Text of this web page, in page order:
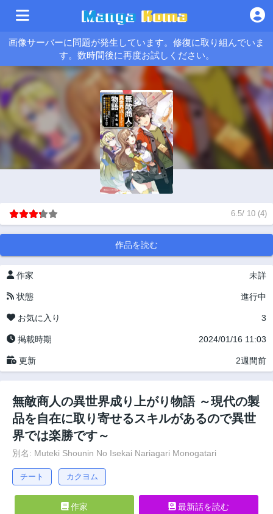
画像サーバーに問題が発生しています。修復に取り組んでいま
す。数時間後に再度お試しください。
6.5/ 10 (4)
作品を読む
作家 未詳
状態 進行中
お気に入り 3
掲載時期 2024/01/16 11:03
更新 2週間前
無敵商人の異世界成り上がり物語 ～現代の製
品を自在に取り寄せるスキルがあるので異世
界では楽勝です～
別名: Muteki Shounin No Isekai Nariagari Monogatari
チート カクヨム
作家 最新話を読む